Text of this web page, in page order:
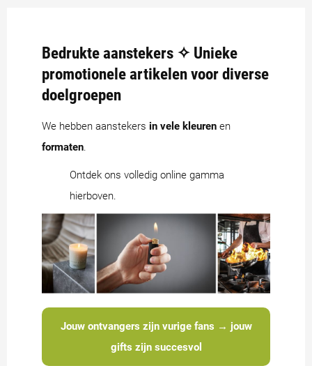
Bedrukte aanstekers ✧ Unieke
promotionele artikelen voor diverse
doelgroepen
We hebben aanstekers in vele kleuren en
formaten.
Ontdek ons volledig online gamma
hierboven.
Jouw ontvangers zijn vurige fans → jouw
gifts zijn succesvol